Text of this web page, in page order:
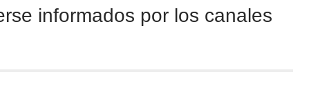
informados por los canales